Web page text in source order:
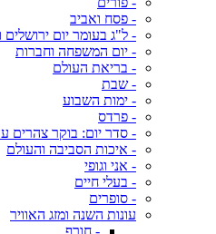
- פסח ואביב
- ל"ג בעומר יום ירושלים
- יום המשפחה וחברות
- בריאת העולם
- שבת
- ימות השבוע
- פרדס
- סדר יום: בוקר צהרים
- איכות הסביבה והעולם
- אני וגופי
- בעלי חיים
- סופרים
עונות השנה ומזג האוויר
- חורף